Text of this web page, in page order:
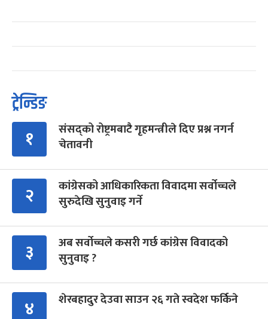
ट्रेन्डिङ
१
संसद्को रोष्ट्रमबाटै गृहमन्त्रीले दिए प्रश्न नगर्न
चेतावनी
२
कांग्रेसको आधिकारिकता विवादमा सर्वोच्चले
सुरुदेखि सुनुवाइ गर्ने
३
अब सर्वोच्चले कसरी गर्छ कांग्रेस विवादको
सुनुवाइ ?
४ शेरबहादुर देउवा साउन २६ गते स्वदेश फर्किने